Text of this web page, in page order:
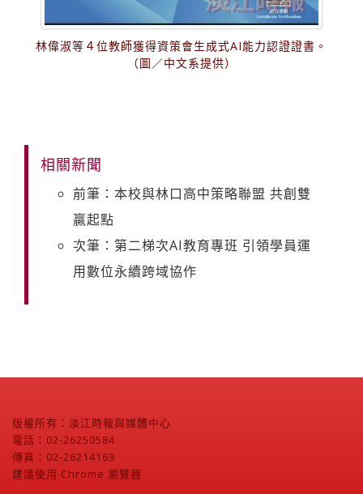
林偉淑等４位教師獲得資策會生成式AI能力認證證書。
（圖／中文系提供）
相關新聞
前筆：本校與林口高中策略聯盟 共創雙
贏起點
次筆：第二梯次AI教育專班 引領學員運
用數位永續跨域協作
版權所有：淡江時報與媒體中心
電話：02-26250584
傳真：02-26214169
建議使用 Chrome 瀏覽器